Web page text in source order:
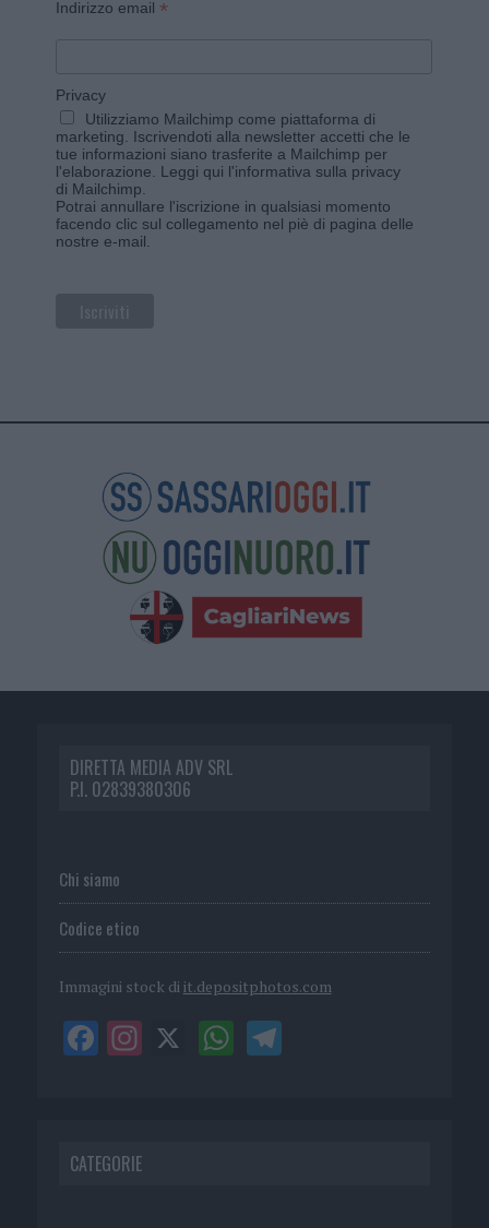
Indirizzo email *
Privacy
Utilizziamo Mailchimp come piattaforma di
marketing. Iscrivendoti alla newsletter accetti che le
tue informazioni siano trasferite a Mailchimp per
l'elaborazione. Leggi qui l'informativa sulla privacy
di Mailchimp
Potrai annullare l'iscrizione in qualsiasi momento
facendo clic sul collegamento nel piè di pagina delle
nostre e-mail.
DIRETTA MEDIA ADV SRL
P.I. 02839380306
Chi siamo
Codice etico
Immagini stock di it.depositphotos.com
CATEGORIE